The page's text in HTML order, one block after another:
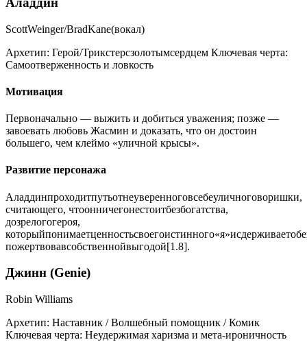
ScottWeinger/BradKane(вокал)
Архетип: Герой/Трикстерсзолотымсердцем Ключевая черта:
Самоотверженность и ловкость
Мотивация
Первоначально — выжить и добиться уважения; позже —
завоевать любовь Жасмин и доказать, что он достоин
большего, чем клеймо «уличной крысы».
Развитие персонажа
Аладдинпроходитпутьотнеуверенноговсебеуличноговоришки,
считающего, чтоонничегонестоитбезбогатства,
дозрелогогероя,
пожертвовавсобственнойвыгодой[1.8].
Джинн (Genie)
Robin Williams
Архетип: Наставник / Волшебный помощник / Комик
Ключевая черта: Неудержимая харизма и мета-ироничность